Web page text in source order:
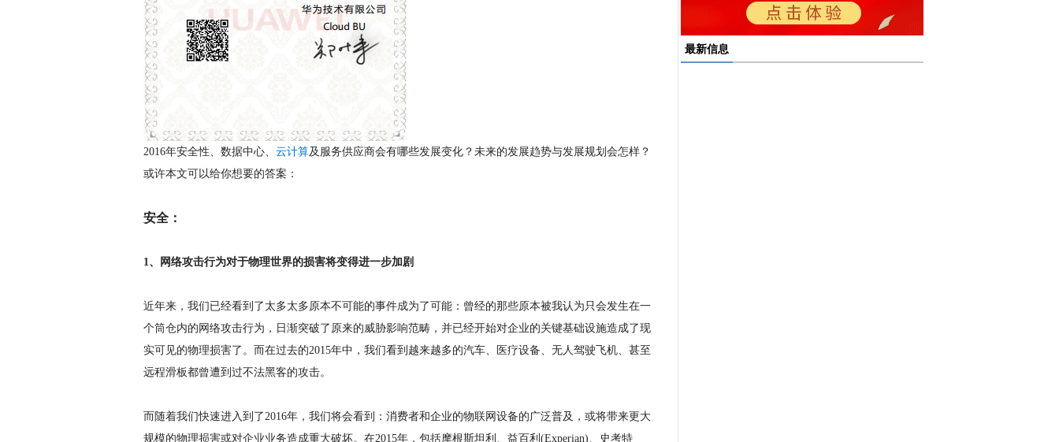
2016年安全性、数据中心、 云计算及服务供应商会有哪些发展变化？未来的发展趋势与发展规划会怎样？
或许本文可以给你想要的答案：
安全：
1、网络攻击行为对于物理世界的损害将变得进一步加剧
近年来，我们已经看到了太多太多原本不可能的事件成为了可能：曾经的那些原本被我认为只会发生在一
个筒仓内的网络攻击行为，日渐突破了原来的威胁影响范畴，并已经开始对企业的关键基础设施造成了现
实可见的物理损害了。而在过去的2015年中，我们看到越来越多的汽车、医疗设备、无人驾驶飞机、甚至
远程滑板都曾遭到过不法黑客的攻击。
而随着我们快速进入到了2016年，我们将会看到：消费者和企业的物联网设备的广泛普及，或将带来更大
规模的物理损害或对企业业务造成重大破坏。在2015年，包括摩根斯坦利、益百利(Experian)、史考特
最新信息